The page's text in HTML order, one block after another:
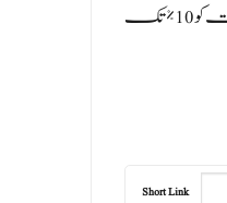
کے زیادہ سے زیادہ کم استعمال” کے منصوبے کا ہدف توانائی کی کھپت کو 10% تک
Short Link